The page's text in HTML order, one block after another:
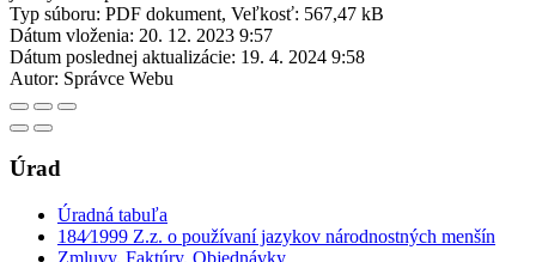
Typ súboru: PDF dokument, Veľkosť: 567,47 kB
Dátum vloženia: 20. 12. 2023 9:57
Dátum poslednej aktualizácie: 19. 4. 2024 9:58
Autor: Správce Webu
Úrad
Úradná tabuľa
184⁄1999 Z.z. o používaní jazykov národnostných menšín
Zmluvy, Faktúry, Objednávky